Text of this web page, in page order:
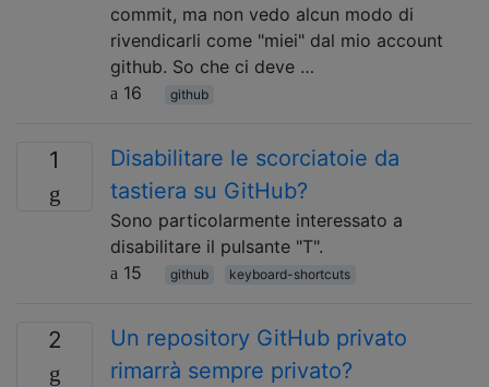
commit, ma non vedo alcun modo di
rivendicarli come "miei" dal mio account
github. So che ci deve …
16
github
1
Disabilitare le scorciatoie da
tastiera su GitHub?
Sono particolarmente interessato a
disabilitare il pulsante "T".
15
github keyboard-shortcuts
2
Un repository GitHub privato
rimarrà sempre privato?